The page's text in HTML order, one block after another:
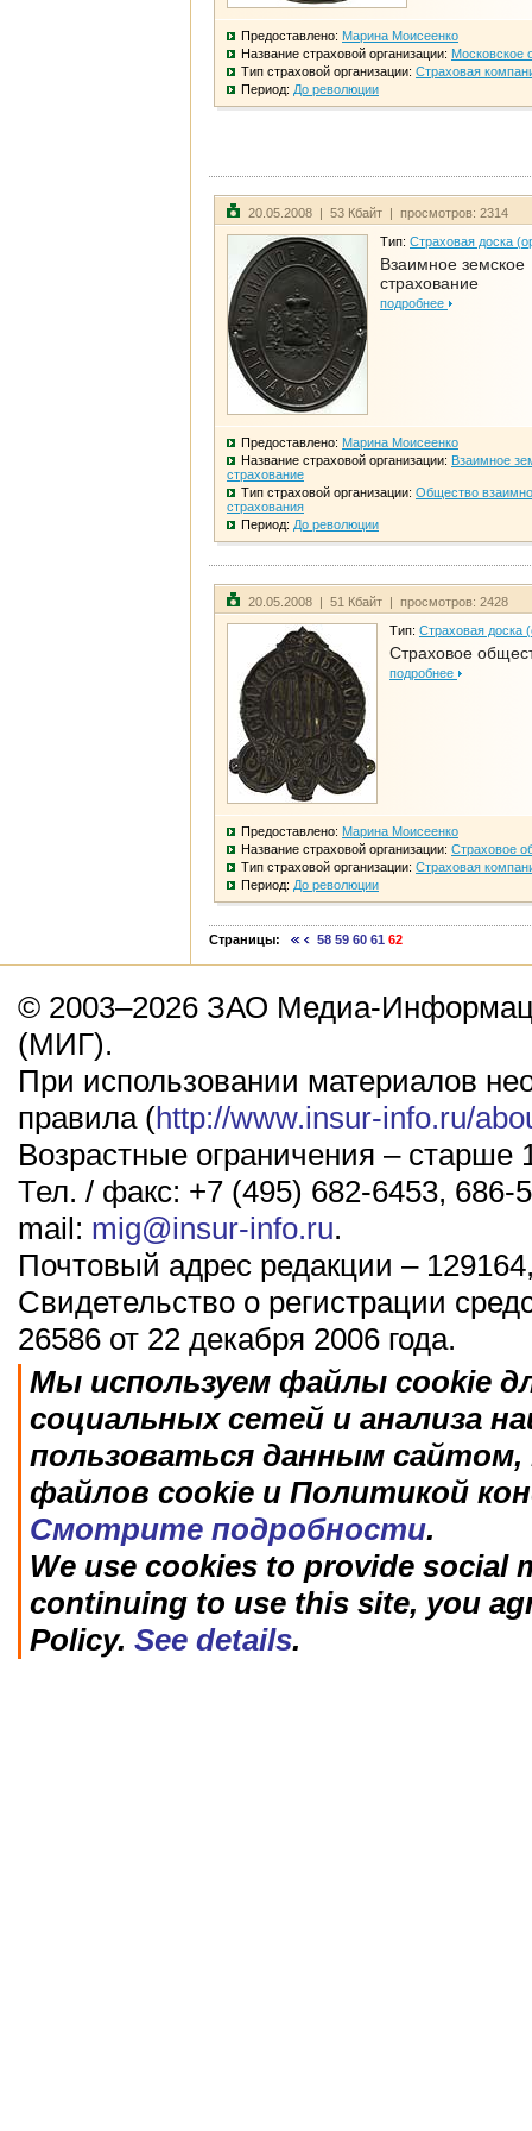
Предоставлено: Марина Моисеенко
Название страховой организации: Московское
Тип страховой организации: Страховая
Период: До революции
20.05.2008 | 53 Кбайт | просмотров: 2314
Тип: Страховая доска
Взаимное земское
страхование
подробнее
Предоставлено: Марина Моисеенко
Название страховой организации: Взаимное
страхование
Тип страховой организации: Общество
страхования
Период: До революции
20.05.2008 | 51 Кбайт | просмотров: 2428
Тип: Страховая доска
Страховое
подробнее
Предоставлено: Марина Моисеенко
Название страховой организации: Страховое
Тип страховой организации: Страховая
Период: До революции
Страницы: 58 59 60 61 62
© 2003–2026 ЗАО Медиа-
(МИГ).
При использовании материалов
правила (http://www.insur-info.ru/
Возрастные ограничения – старше
Тел. / факс: +7 (495) 682-6453, 686-
mail: mig@insur-info.ru.
Почтовый адрес редакции –
Свидетельство о регистрации
26586 от 22 декабря 2006 года.
Мы используем файлы cookie
социальных сетей и анализа
пользоваться данным
файлов cookie и Политикой
Смотрите подробности.
We use cookies to provide social
continuing to use this site, you
Policy. See details.